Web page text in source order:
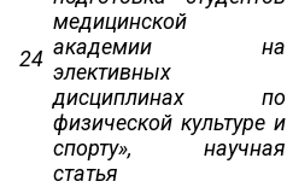
24
медицинской
академии на
элективных
дисциплинах по
физической культуре и
спорту», научная
статья